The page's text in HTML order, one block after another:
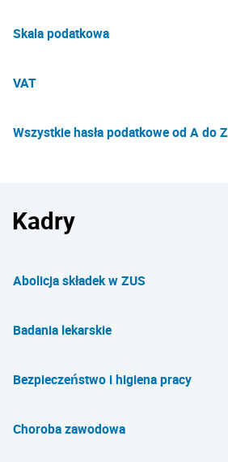
Skala podatkowa
VAT
Wszystkie hasła podatkowe od A do Z
Kadry
Abolicja składek w ZUS
Badania lekarskie
Bezpieczeństwo i higiena pracy
Choroba zawodowa